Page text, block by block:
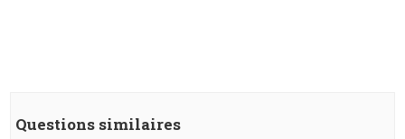
Questions similaires